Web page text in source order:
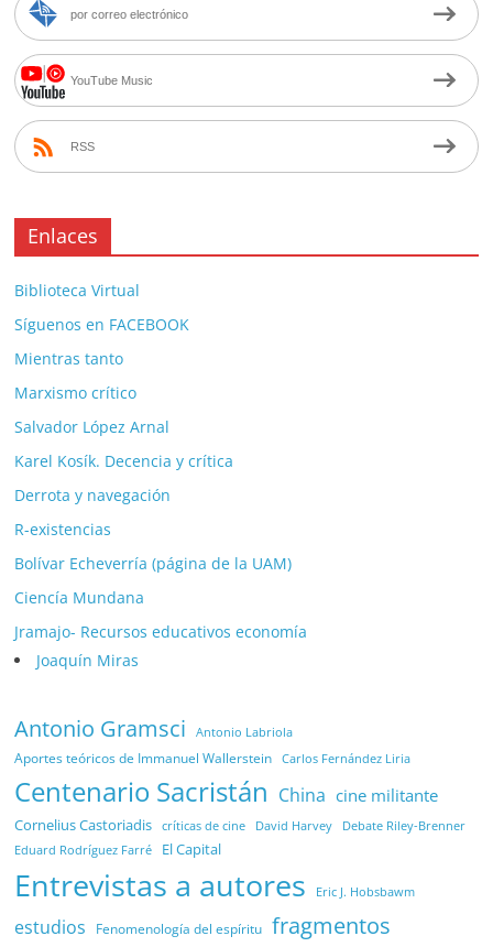
por correo electrónico
YouTube Music
RSS
Enlaces
Biblioteca Virtual
Síguenos en FACEBOOK
Mientras tanto
Marxismo crítico
Salvador López Arnal
Karel Kosík. Decencia y crítica
Derrota y navegación
R-existencias
Bolívar Echeverría (página de la UAM)
Ciencía Mundana
Jramajo- Recursos educativos economía
Joaquín Miras
Antonio Gramsci Antonio Labriola
Aportes teóricos de Immanuel Wallerstein Carlos Fernández Liria
Centenario Sacristán China cine militante
Cornelius Castoriadis críticas de cine David Harvey Debate Riley-Brenner
Eduard Rodríguez Farré El Capital
Entrevistas a autores Eric J. Hobsbawm
estudios Fenomenología del espíritu fragmentos